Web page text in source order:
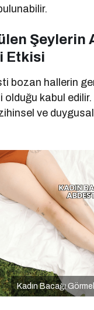
Şeylerin
Etkisi
bozan hallerin
olduğu kabul
ve
Kadın Bacağı